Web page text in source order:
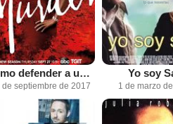
Cómo defender a un asesino
de septiembre de 2017
Yo soy
1 de marzo